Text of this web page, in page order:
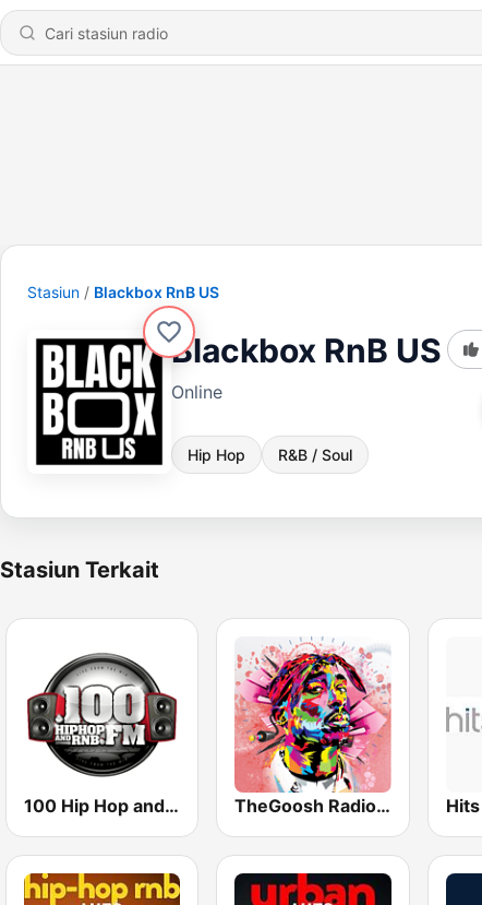
Stasiun Blackbox RnB US
Blackbox RnB US
Online
Hip Hop R&B / Soul
Stasiun Terkait
100 Hip Hop and RNB FM TheGoosh Radio - R&B